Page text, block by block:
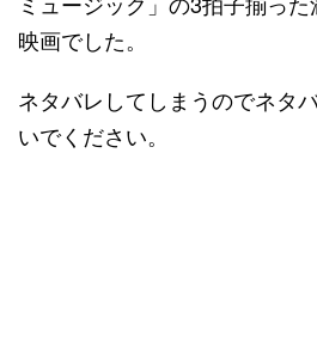
映画でした。
ネタバレしてしまうのでネタ
いでください。